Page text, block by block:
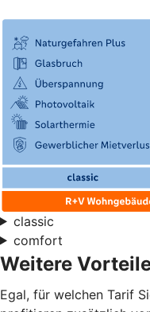
classic
comfort
Weitere
Egal, für welchen Tarif